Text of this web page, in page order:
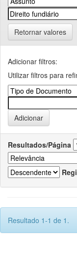
Retornar valores
Adicionar filtros:
Utilizar filtros para
Resultados/Página
Resultado 1-1 de 1.